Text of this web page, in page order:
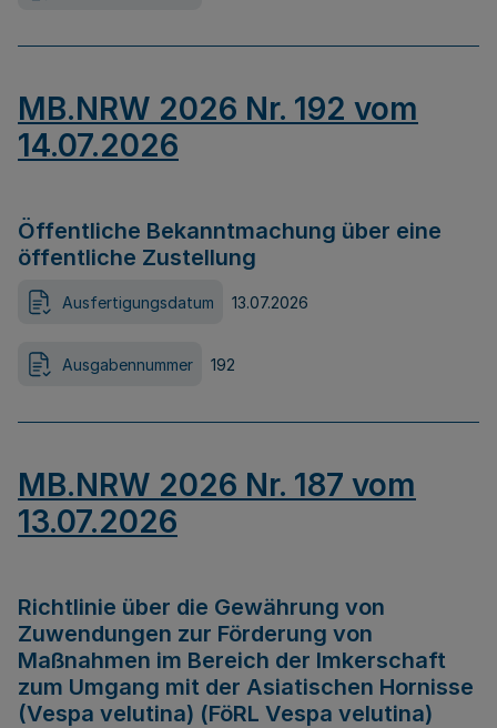
MB.NRW 2026 Nr. 192 vom
14.07.2026
Öffentliche Bekanntmachung über eine
öffentliche Zustellung
Ausfertigungsdatum 13.07.2026
Ausgabennummer 192
MB.NRW 2026 Nr. 187 vom
13.07.2026
Richtlinie über die Gewährung von
Zuwendungen zur Förderung von
Maßnahmen im Bereich der Imkerschaft
zum Umgang mit der Asiatischen Hornisse
(Vespa velutina) (FöRL Vespa velutina)